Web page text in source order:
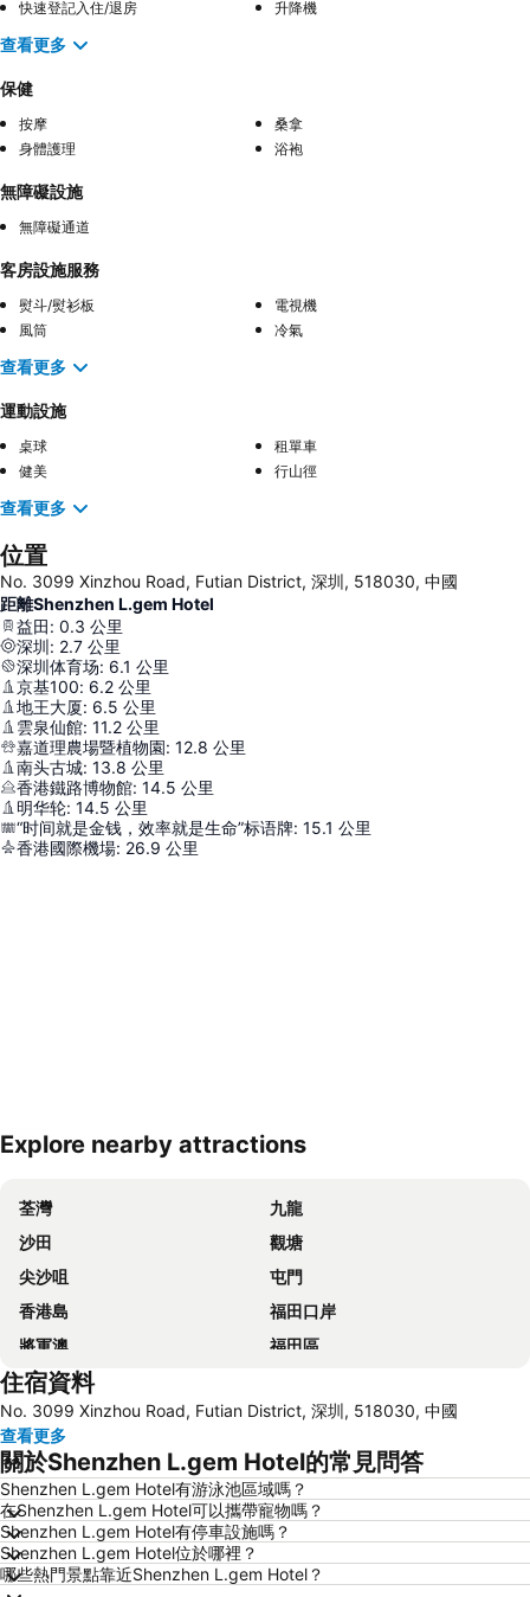
快速登記入住/退房 升降機
查看更多
保健
按摩
桑拿
身體護理
浴袍
無障礙設施
無障礙通道
客房設施服務
熨斗/熨衫板
電視機
風筒
冷氣
查看更多
運動設施
桌球
租單車
健美
行山徑
查看更多
位置
No. 3099 Xinzhou Road, Futian District, 深圳, 518030, 中國
距離Shenzhen L.gem Hotel
益田: 0.3 公里
深圳: 2.7 公里
深圳体育场: 6.1 公里
京基100: 6.2 公里
地王大厦: 6.5 公里
雲泉仙館: 11.2 公里
嘉道理農場暨植物園: 12.8 公里
南头古城: 13.8 公里
香港鐵路博物館: 14.5 公里
明华轮: 14.5 公里
“时间就是金钱，效率就是生命”标语牌: 15.1 公里
香港國際機場: 26.9 公里
展開地圖
Explore nearby attractions
荃灣
九龍
沙田
觀塘
尖沙咀
屯門
香港島
福田口岸
將軍澳
福田區
Mong Kok Metro Station
南山區
東涌
元朗
紅磡
天水圍
Wan Chai Metro Station
海洋公園
深水埗區
黃金海岸
新界
羅湖口岸
住宿資料
No. 3099 Xinzhou Road, Futian District, 深圳, 518030, 中國
查看更多
關於Shenzhen L.gem Hotel的常見問答
Shenzhen L.gem Hotel有游泳池區域嗎？
在Shenzhen L.gem Hotel可以攜帶寵物嗎？
Shenzhen L.gem Hotel有停車設施嗎？
Shenzhen L.gem Hotel位於哪裡？
哪些熱門景點靠近Shenzhen L.gem Hotel？